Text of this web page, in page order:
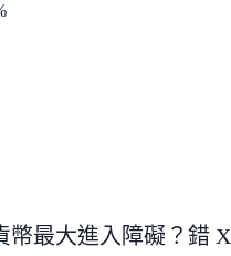
幣最大進入障礙？錯 X